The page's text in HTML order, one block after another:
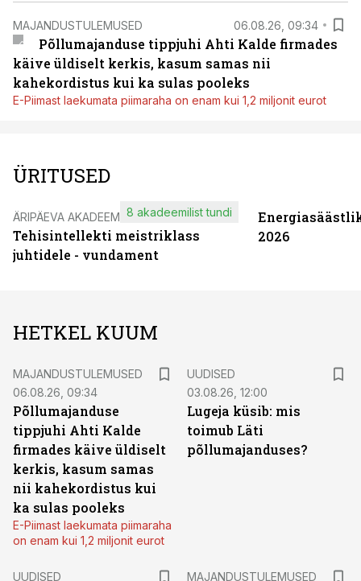
MAJANDUSTULEMUSED 06.08.26, 09:34
Põllumajanduse tippjuhi Ahti Kalde firmades
käive üldiselt kerkis, kasum samas nii
kahekordistus kui ka sulas pooleks
E-Piimast laekumata piimaraha on enam kui 1,2 miljonit eurot
ÜRITUSED
ÄRIPÄEVA AKADEEMIA
Tehisintellekti meistriklass
juhtidele - vundament
8 akadeemilist tundi
2026
HETKEL KUUM
MAJANDUSTULEMUSED
06.08.26, 09:34
Põllumajanduse
tippjuhi Ahti Kalde
firmades käive üldiselt
kerkis, kasum samas
nii kahekordistus kui
ka sulas pooleks
E-Piimast laekumata piimaraha
on enam kui 1,2 miljonit eurot
UUDISED
03.08.26, 12:00
Lugeja küsib: mis
toimub Läti
põllumajanduses?
UUDISED
MAJANDUSTULEMUSED